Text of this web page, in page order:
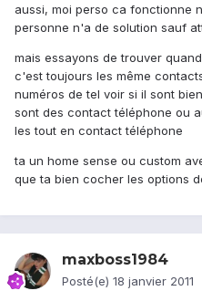
aussi, moi perso ca fonctionne
personne n'a de solution sauf
mais essayons de trouver
c'est toujours les même
numéros de tel voir si il sont
sont des contact téléphone ou
les tout en contact téléphone
ta un home sense ou custom
que ta bien cocher les options
maxboss1984
Posté(e) 18 janvier 2011